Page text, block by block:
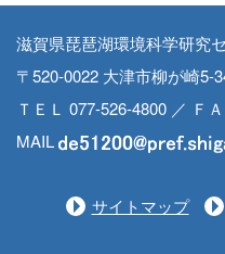
滋賀県琵琶湖環境科学研究
〒520-0022 大津市柳が崎5-
ＴＥＬ 077-526-4800 ／ Ｆ
MAIL
サイトマップ